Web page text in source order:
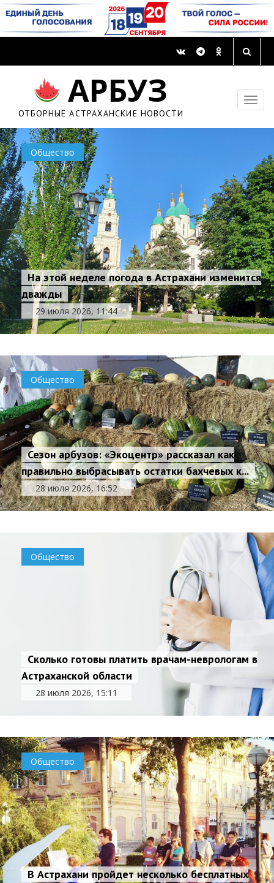
АРБУЗ
ОТБОРНЫЕ АСТРАХАНСКИЕ НОВОСТИ
Общество
На этой неделе погода в Астрахани изменится
дважды
29 июля 2026, 11:44
Общество
Сезон арбузов: «Экоцентр» рассказал как
правильно выбрасывать остатки бахчевых к...
28 июля 2026, 16:52
Общество
Сколько готовы платить врачам-неврологам в
Астраханской области
28 июля 2026, 15:11
Общество
В Астрахани пройдет несколько бесплатных